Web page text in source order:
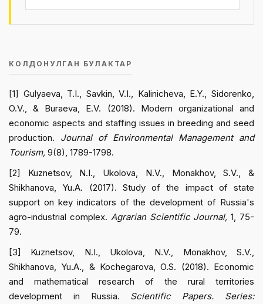
КОЛДОНУЛГАН БУЛАКТАР
[1] Gulyaeva, T.I., Savkin, V.I., Kalinicheva, E.Y., Sidorenko,
O.V., & Buraeva, E.V. (2018). Modern organizational and
economic aspects and staffing issues in breeding and seed
production. Journal of Environmental Management and
Tourism, 9(8), 1789-1798.
[2] Kuznetsov, N.I., Ukolova, N.V., Monakhov, S.V., &
Shikhanova, Yu.A. (2017). Study of the impact of state
support on key indicators of the development of Russia's
agro-industrial complex. Agrarian Scientific Journal,1, 75-
79.
[3] Kuznetsov, N.I., Ukolova, N.V., Monakhov, S.V.,
Shikhanova, Yu.A., & Kochegarova, O.S. (2018). Economic
and mathematical research of the rural territories
development in Russia. Scientific Papers. Series: